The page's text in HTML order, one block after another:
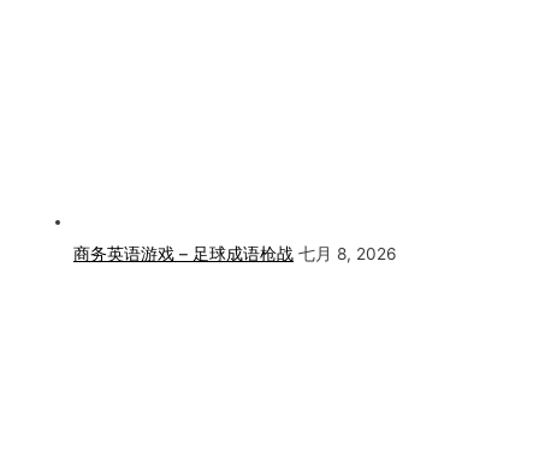
商务英语游戏 – 足球成语枪战 七月 8, 2026